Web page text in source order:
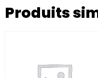
Produits